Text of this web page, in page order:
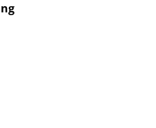
Ordnung zur KI-